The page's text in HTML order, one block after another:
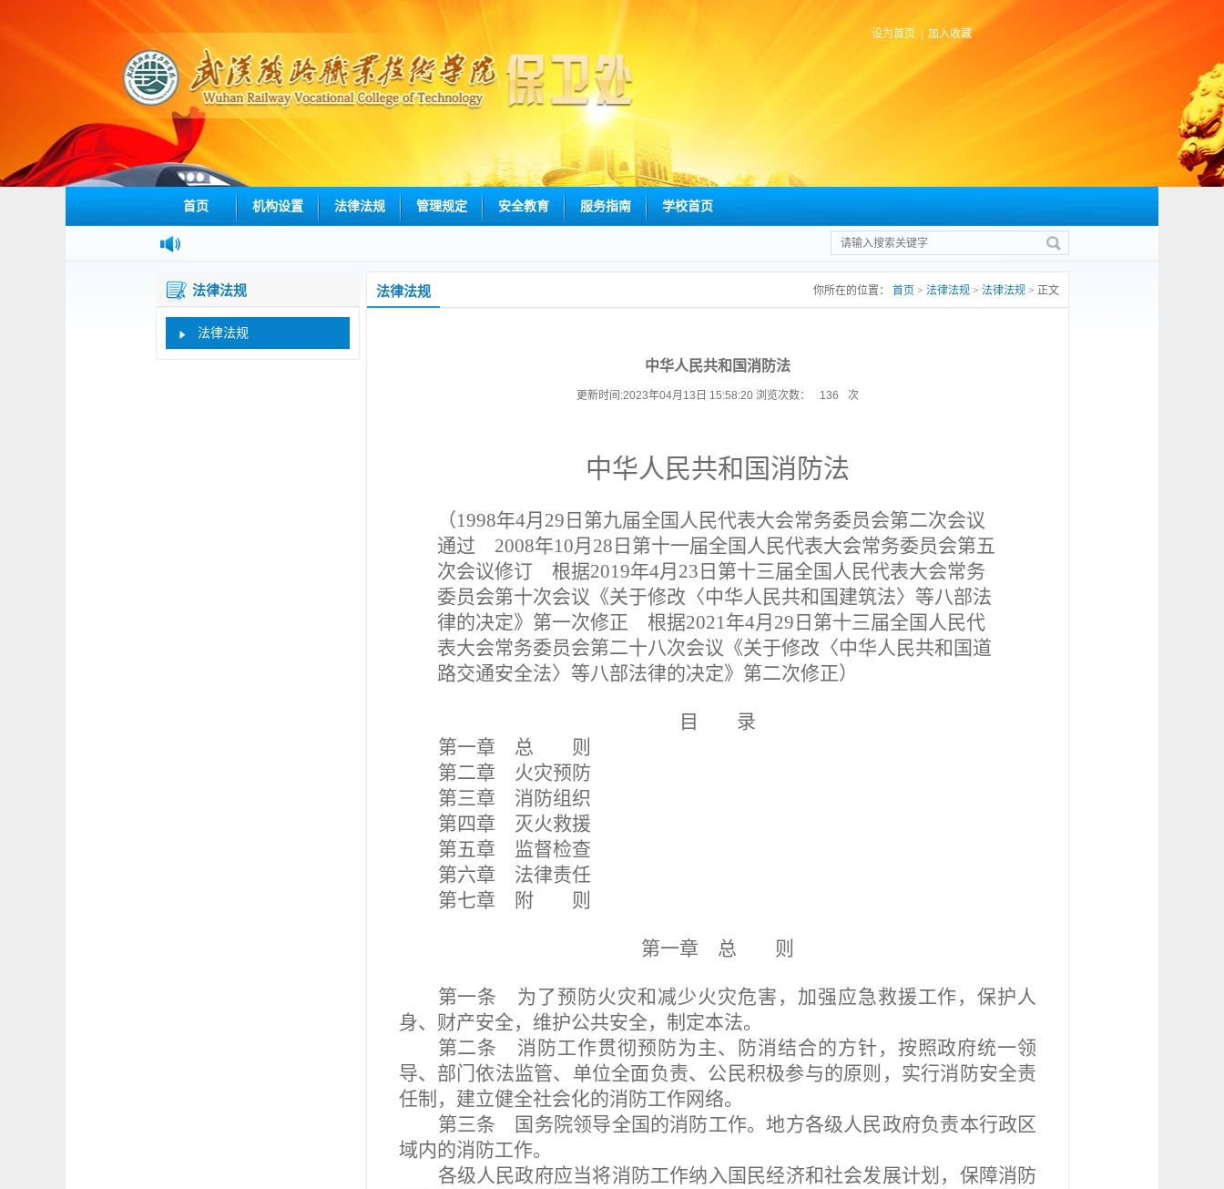
设为首页 加入收藏
首页 机构设置 法律法规 管理规定 安全教育 服务指南 学校首页
法律法规
法律法规
法律法规 你所在的位置： 首页 > 法律法规> 法律法规> 正文
中华人民共和国消防法
更新时间:2023年04月13日 15:58:20 浏览次数： 136 次
中华人民共和国消防法
（1998年4月 29 日第九届全国人民代表大会常务委员会第二次会议
通过 2008年10月 28 日第十一届全国人民代表大会常务委员会第五
次会议修订 根据2019年4月 23 日第十三届全国人民代表大会常务
委员会第十次会议《关于修改〈中华人民共和国建筑法〉等八部法
律的决定》第一次修正 根据2021年4月 29 日第十三届全国人民代
表大会常务委员会第二十八次会议《关于修改〈中华人民共和国道
路交通安全法〉等八部法律的决定》第二次修正）
目 录
第一章 总 则
第二章 火灾预防
第三章 消防组织
第四章 灭火救援
第五章 监督检查
第六章 法律责任
第七章 附 则
第一章 总 则
第一条 为了预防火灾和减少火灾危害，加强应急救援工作，保护人
身、财产安全，维护公共安全，制定本法。
第二条 消防工作贯彻预防为主、防消结合的方针，按照政府统一领
导、部门依法监管、单位全面负责、公民积极参与的原则，实行消防安全责
任制，建立健全社会化的消防工作网络。
第三条 国务院领导全国的消防工作。地方各级人民政府负责本行政区
域内的消防工作。
各级人民政府应当将消防工作纳入国民经济和社会发展计划，保障消防